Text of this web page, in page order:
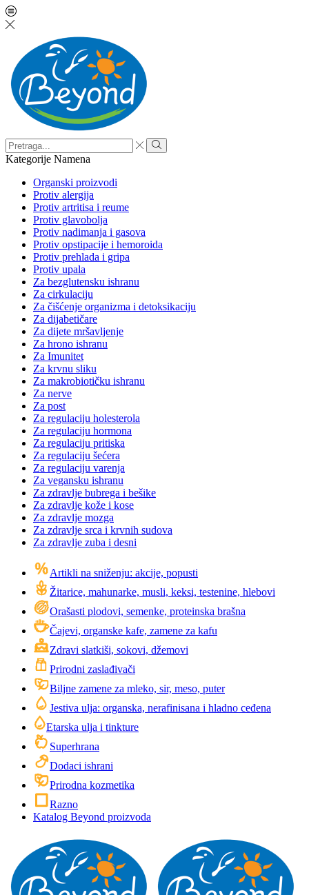
Search
input
Search
Kategorije Namena
Organski proizvodi
Protiv alergija
Protiv artritisa i reume
Protiv glavobolja
Protiv nadimanja i gasova
Protiv opstipacije i hemoroida
Protiv prehlada i gripa
Protiv upala
Za bezglutensku ishranu
Za cirkulaciju
Za čišćenje organizma i detoksikaciju
Za dijabetičare
Za dijete mršavljenje
Za hrono ishranu
Za Imunitet
Za krvnu sliku
Za makrobiotičku ishranu
Za nerve
Za post
Za regulaciju holesterola
Za regulaciju hormona
Za regulaciju pritiska
Za regulaciju šećera
Za regulaciju varenja
Za vegansku ishranu
Za zdravlje bubrega i bešike
Za zdravlje kože i kose
Za zdravlje mozga
Za zdravlje srca i krvnih sudova
Za zdravlje zuba i desni
Artikli na sniženju: akcije, popusti
Žitarice, mahunarke, musli, keksi, testenine, hlebovi
Orašasti plodovi, semenke, proteinska brašna
Čajevi, organske kafe, zamene za kafu
Zdravi slatkiši, sokovi, džemovi
Prirodni zaslađivači
Biljne zamene za mleko, sir, meso, puter
Jestiva ulja: organska, nerafinisana i hladno ceđena
Etarska ulja i tinkture
Superhrana
Dodaci ishrani
Prirodna kozmetika
Razno
Katalog Beyond proizvoda